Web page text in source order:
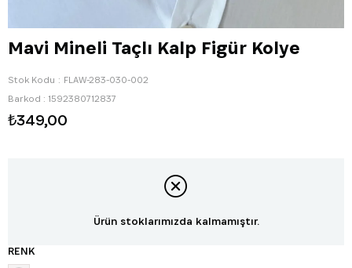
Mavi Mineli Taçlı Kalp Figür Kolye
Stok Kodu
FLAW-283-030-002
Barkod : 1592380712837
₺349,00
Ürün stoklarımızda kalmamıştır.
RENK